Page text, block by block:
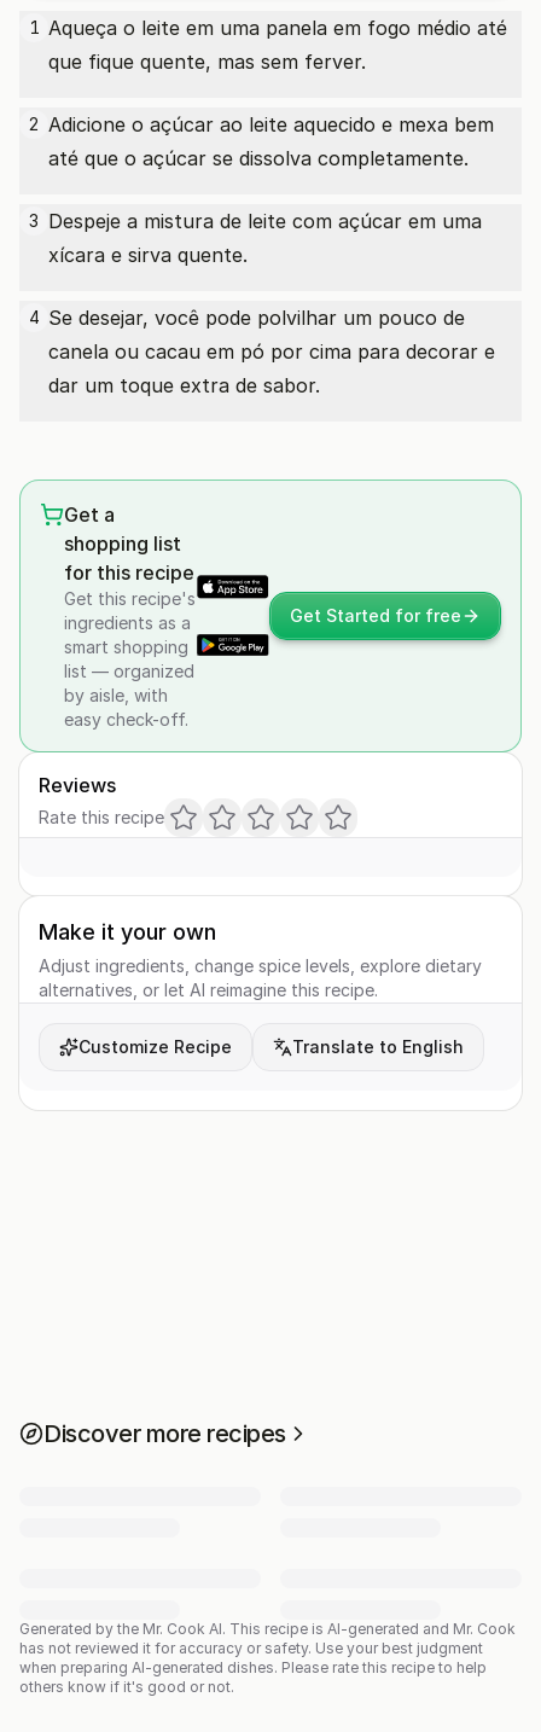
1 Aqueça o leite em uma panela em fogo médio até
que fique quente, mas sem ferver.
2 Adicione o açúcar ao leite aquecido e mexa bem
até que o açúcar se dissolva completamente.
3 Despeje a mistura de leite com açúcar em uma
xícara e sirva quente.
4 Se desejar, você pode polvilhar um pouco de
canela ou cacau em pó por cima para decorar e
dar um toque extra de sabor.
Get a
shopping list
for this recipe
Get this recipe's
ingredients as a
smart shopping
list — organized
by aisle, with
easy check-off.
Get Started for free
Reviews
Rate this recipe
Make it your own
Adjust ingredients, change spice levels, explore dietary
alternatives, or let AI reimagine this recipe.
Customize Recipe Translate to English
Discover more recipes
Generated by the Mr. Cook AI. This recipe is AI-generated and Mr. Cook
has not reviewed it for accuracy or safety. Use your best judgment
when preparing AI-generated dishes. Please rate this recipe to help
others know if it's good or not.